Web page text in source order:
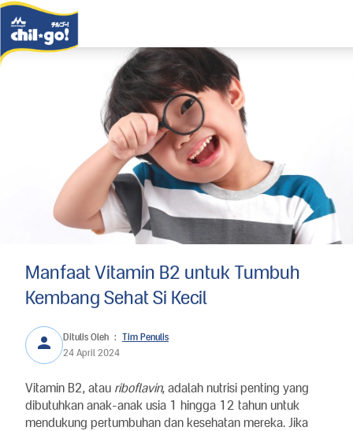
Manfaat Vitamin B2 untuk Tumbuh
Kembang Sehat Si Kecil
Ditulis Oleh : Tim Penulis
24 April 2024
Vitamin B2, atau riboflavin, adalah nutrisi penting yang
dibutuhkan anak-anak usia 1 hingga 12 tahun untuk
mendukung pertumbuhan dan kesehatan mereka. Jika